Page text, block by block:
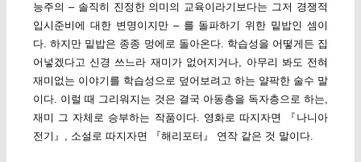
능주의 – 솔직히 진정한 의미의 교육이라기보다는 그저 경쟁적
입시준비에 대한 변명이지만 – 를 돌파하기 위한 밑밥인 셈이
다. 하지만 밑밥은 종종 멍에로 돌아온다. 학습성을 어떻게든 집
어넣겠다고 신경 쓰느라 재미가 없어지거나, 아무리 봐도 전혀
재미없는 이야기를 학습성으로 덮어보려고 하는 얄팍한 술수 말
이다. 이럴 때 그리워지는 것은 결국 아동층을 독자층으로 하는,
재미 그 자체로 승부하는 작품이다. 영화로 따지자면 『나니아
전기』, 소설로 따지자면 『해리포터』 연작 같은 것 말이다.